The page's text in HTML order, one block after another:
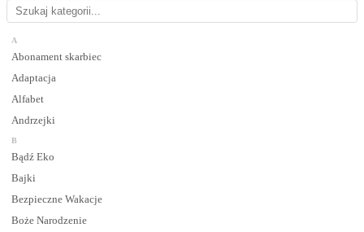
A
Abonament skarbiec
Adaptacja
Alfabet
Andrzejki
B
Bądź Eko
Bajki
Bezpieczne Wakacje
Boże Narodzenie